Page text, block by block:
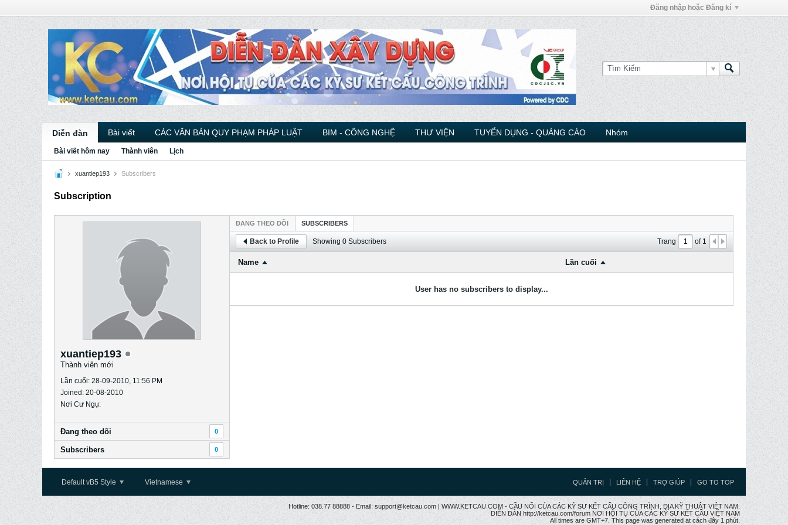
Đăng nhập hoặc Đăng kí
Diễn đàn Bài viết CÁC VĂN BẢN QUY PHẠM PHÁP LUẬT BIM - CÔNG NGHỆ THƯ VIỆN TUYỂN DỤNG - QUẢNG CÁO Nhóm
Bài viết hôm nay Thành viên Lịch
xuantiep193 Subscribers
Subscription
xuantiep193
Thành viên mới
Lần cuối: 28-09-2010, 11:56 PM
Joined: 20-08-2010
Nơi Cư Ngụ:
Ðang theo dõi 0
Subscribers 0
ÐANG THEO DÕI SUBSCRIBERS
Back to Profile Showing 0 Subscribers Trang of1
Name Lần cuối
User has no subscribers to display...
Default vB5 Style Vietnamese QUẢN TRỊ LIÊN HỆ TRỢ GIÚP GO TO TOP
Hotline: 038.77 88888 - Email: support@ketcau.com | WWW.KETCAU.COM - CẦU NỐI CỦA CÁC KỸ SƯ KẾT CẤU CÔNG TRÌNH, ĐỊA KỸ THUẬT VIỆT NAM.
DIỄN ĐÀN http://ketcau.com/forum NƠI HỘI TỤ CỦA CÁC KỸ SƯ KẾT CÂU VIỆT NAM
All times are GMT+7. This page was generated at cách đây 1 phút.